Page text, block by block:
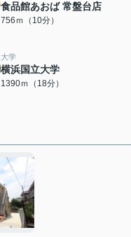
食品館あおば 常盤台店
756ｍ（10分）
大学
横浜国立大学
1390ｍ（18分）